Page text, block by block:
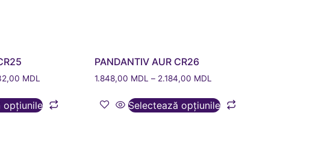
MDL
opțiunile
PANDANTIV AUR CR26
1.848,00 MDL – 2.184,00 MDL
Selectează opțiunile